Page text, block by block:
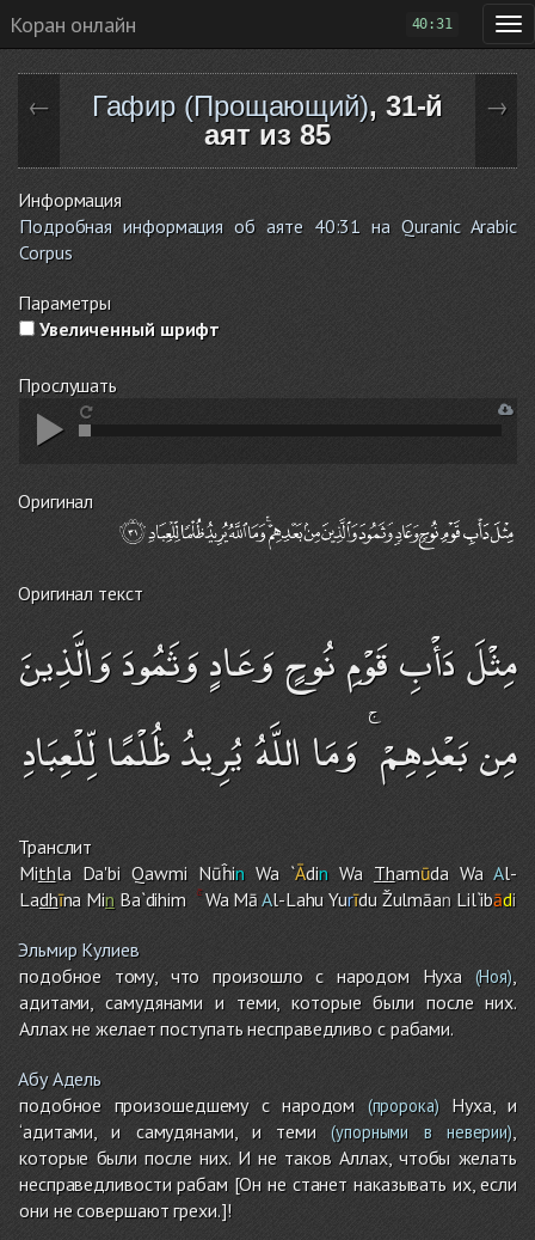
Коран онлайн 40:31
← Гафир (Прощающий), 31-й
аят из 85
→
Информация
Подробная информация об аяте 40:31 на Quranic Arabic
Corpus
Параметры
Увеличенный шрифт
Прослушать
Оригинал
Оригинал текст
مِثْلَ دَأْبِ قَوْمِ نُوحٍ وَعَادٍ وَثَمُودَ وَالَّذِينَ
مِن بَعْدِهِمْ ۚ وَمَا اللَّهُ يُرِيدُ ظُلْمًا لِّلْعِبَادِ
Транслит
Mithla Da'bi Qawmi Nūĥin Wa `ĀdinWa Thamūda Wa Al-
Ladhīna MinBa`dihim Wa MāAl-Lahu Yurīdu ŽulmāanLil`ibādi
Эльмир Кулиев
подобное тому, что произошло с народом Нуха (Ноя),
адитами, самудянами и теми, которые были после них.
Аллах не желает поступать несправедливо с рабами.
Абу Адель
подобное произошедшему с народом (пророка)Нуха, и
‘адитами, и самудянами, и теми(упорными в неверии),
которые были после них. И не таков Аллах, чтобы желать
несправедливости рабам [Он не станет наказывать их, если
они не совершают грехи.]!